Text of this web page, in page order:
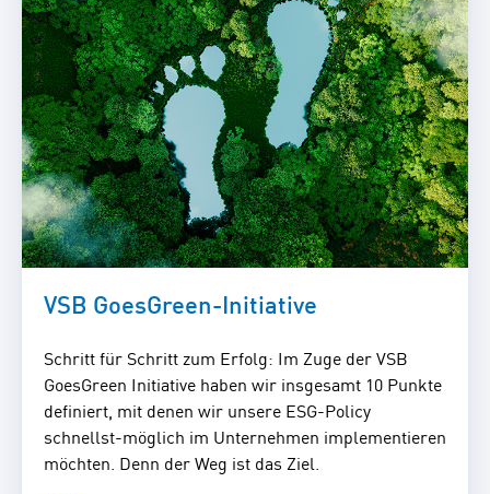
VSB GoesGreen-Initiative
Schritt für Schritt zum Erfolg: Im Zuge der VSB
GoesGreen Initiative haben wir insgesamt 10 Punkte
definiert, mit denen wir unsere ESG-Policy
schnellst-möglich im Unternehmen implementieren
möchten. Denn der Weg ist das Ziel.